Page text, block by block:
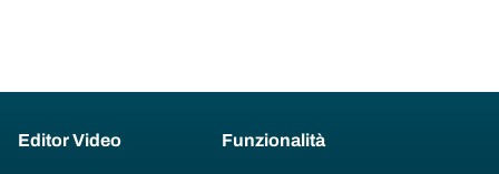
Editor Video Funzionalità